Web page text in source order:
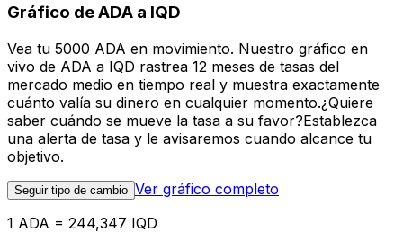
Gráfico de ADA a IQD
Vea tu 5000 ADA en movimiento. Nuestro gráfico en
vivo de ADA a IQD rastrea 12 meses de tasas del
mercado medio en tiempo real y muestra exactamente
cuánto valía su dinero en cualquier momento.¿Quiere
saber cuándo se mueve la tasa a su favor?Establezca
una alerta de tasa y le avisaremos cuando alcance tu
objetivo.
Seguir tipo de cambio Ver gráfico completo
1 ADA = 244,347 IQD